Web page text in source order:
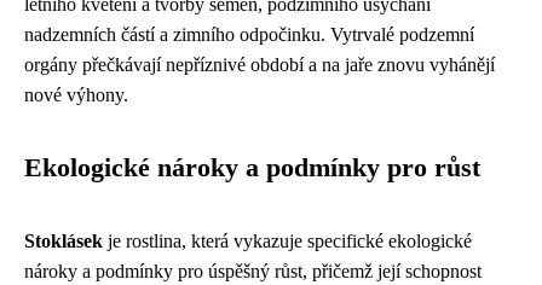
letního kvetení a tvorby semen, podzimního usychání
nadzemních částí a zimního odpočinku. Vytrvalé podzemní
orgány přečkávají nepříznivé období a na jaře znovu vyhánějí
nové výhony.
Ekologické nároky a podmínky pro růst
Stoklásek je rostlina, která vykazuje specifické ekologické
nároky a podmínky pro úspěšný růst, přičemž její schopnost